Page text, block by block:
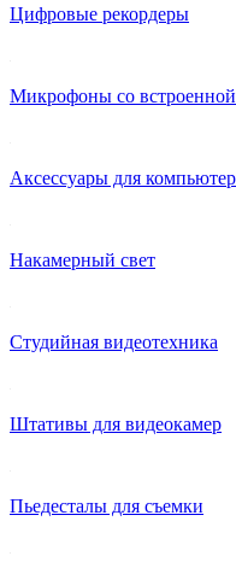
Цифровые рекордеры
Микрофоны со
Аксессуары для
Накамерный свет
Студийная видеотехника
Штативы для видеокамер
Пьедесталы для съемки